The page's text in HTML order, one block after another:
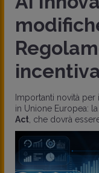
Importanti novità per
in Unione Europea:
Act , che dovrà